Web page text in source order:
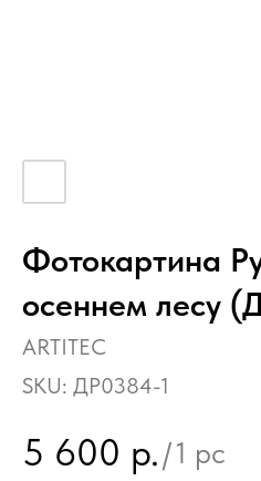
Фотокартина
осеннем лесу
ARTITEC
SKU: ДР0384-1
5 600 р./1 pc